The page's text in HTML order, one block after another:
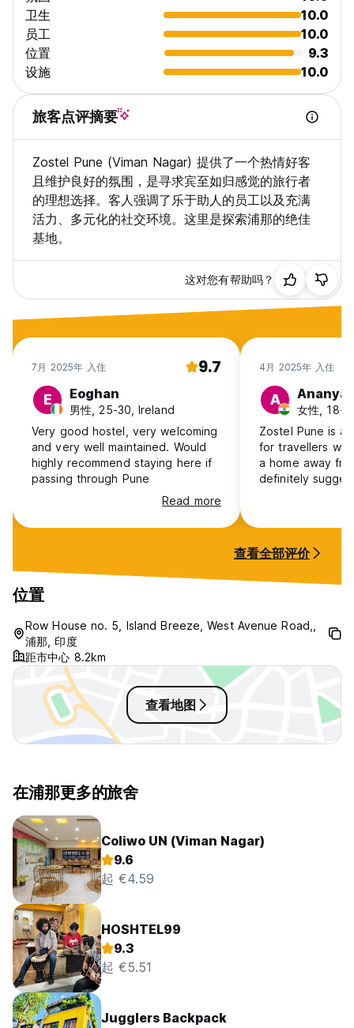
卫生
10.0
员工
10.0
位置
9.3
设施
10.0
旅客点评摘要
Zostel Pune (Viman Nagar) 提供了一个热情好客
且维护良好的氛围，是寻求宾至如归感觉的旅行者
的理想选择。客人强调了乐于助人的员工以及充满
活力、多元化的社交环境。这里是探索浦那的绝佳
基地。
这对您有帮助吗？
7月 2025年 入住 9.7
E Eoghan
男性, 25-30, Ireland
Very good hostel, very welcoming
and very well maintained. Would
highly recommend staying here if
passing through Pune
Read more
4月 2025年 入住
A Ananya
女性, 18-
Zostel Pune is
for travellers
a home away
definitely
查看全部评价
位置
Row House no. 5, Island Breeze, West Avenue Road,,
浦那, 印度
距市中心 8.2km
查看地图
在浦那更多的旅舍
Coliwo UN (Viman Nagar)
9.6
起 €4.59
HOSHTEL99
9.3
起 €5.51
Jugglers Backpack